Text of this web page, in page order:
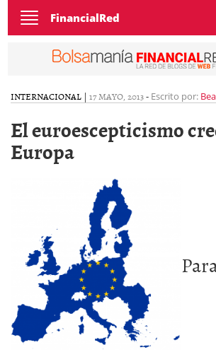
Toggle
navigation
FinancialRed
INTERNACIONAL | 17 MAYO, 2013- Escrito por:
El euroescepticismo
Europa